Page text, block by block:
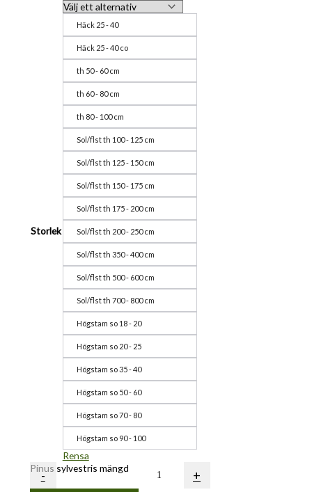
Storlek
Häck 25 - 40
Häck 25 - 40 co
th 50 - 60 cm
th 60 - 80 cm
th 80 - 100 cm
Sol/flst th 100 - 125 cm
Sol/flst th 125 - 150 cm
Sol/flst th 150 - 175 cm
Sol/flst th 175 - 200 cm
Sol/flst th 200 - 250 cm
Sol/flst th 350 - 400 cm
Sol/flst th 500 - 600 cm
Sol/flst th 700 - 800 cm
Högstam so 18 - 20
Högstam so 20 - 25
Högstam so 35 - 40
Högstam so 50 - 60
Högstam so 70 - 80
Högstam so 90 - 100
Rensa
-
Pinus sylvestris mängd +